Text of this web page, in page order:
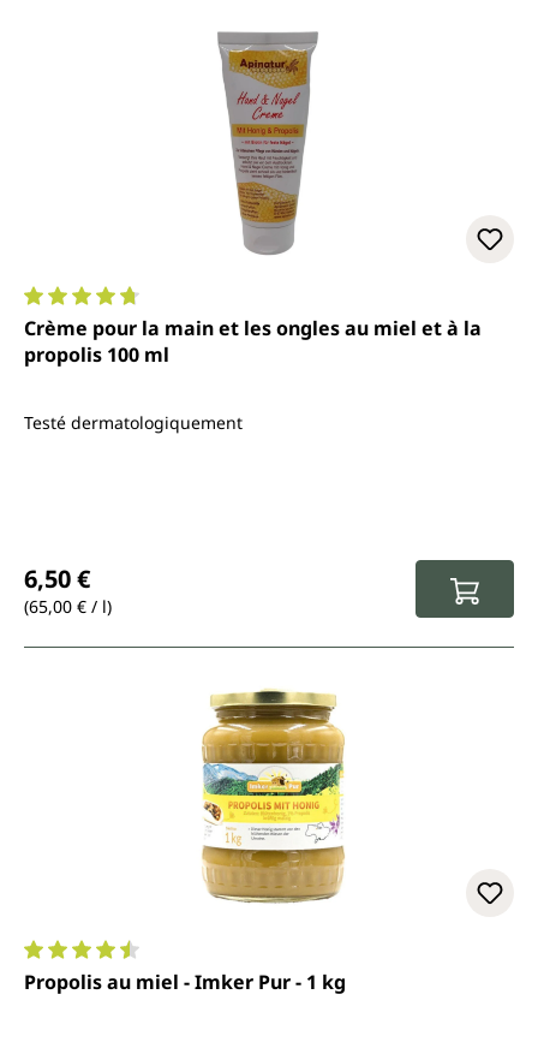
Note moyenne de 4.7 sur 5 étoiles
Crème pour la main et les ongles au miel et à la
propolis 100 ml
Testé dermatologiquement
6,50 €
(65,00 € / l)
Note moyenne de 4.5 sur 5 étoiles
Propolis au miel - Imker Pur - 1 kg